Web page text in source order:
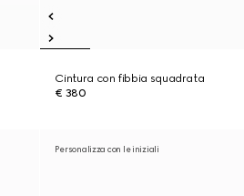
Cintura con fibbia squadrata
€ 380
Personalizza con le iniziali